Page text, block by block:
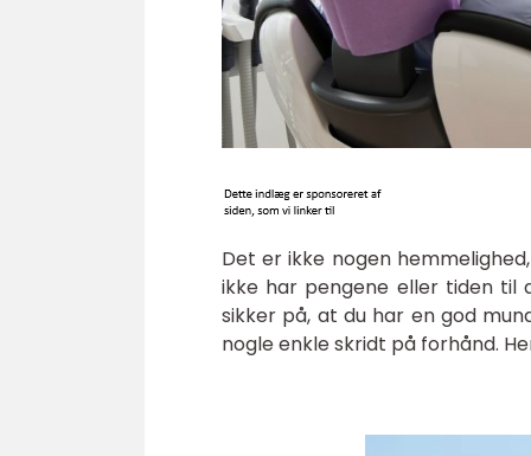
Det er ikke nogen
ikke har pengene eller tiden
sikker på, at du har en god
nogle enkle skridt på forhånd.